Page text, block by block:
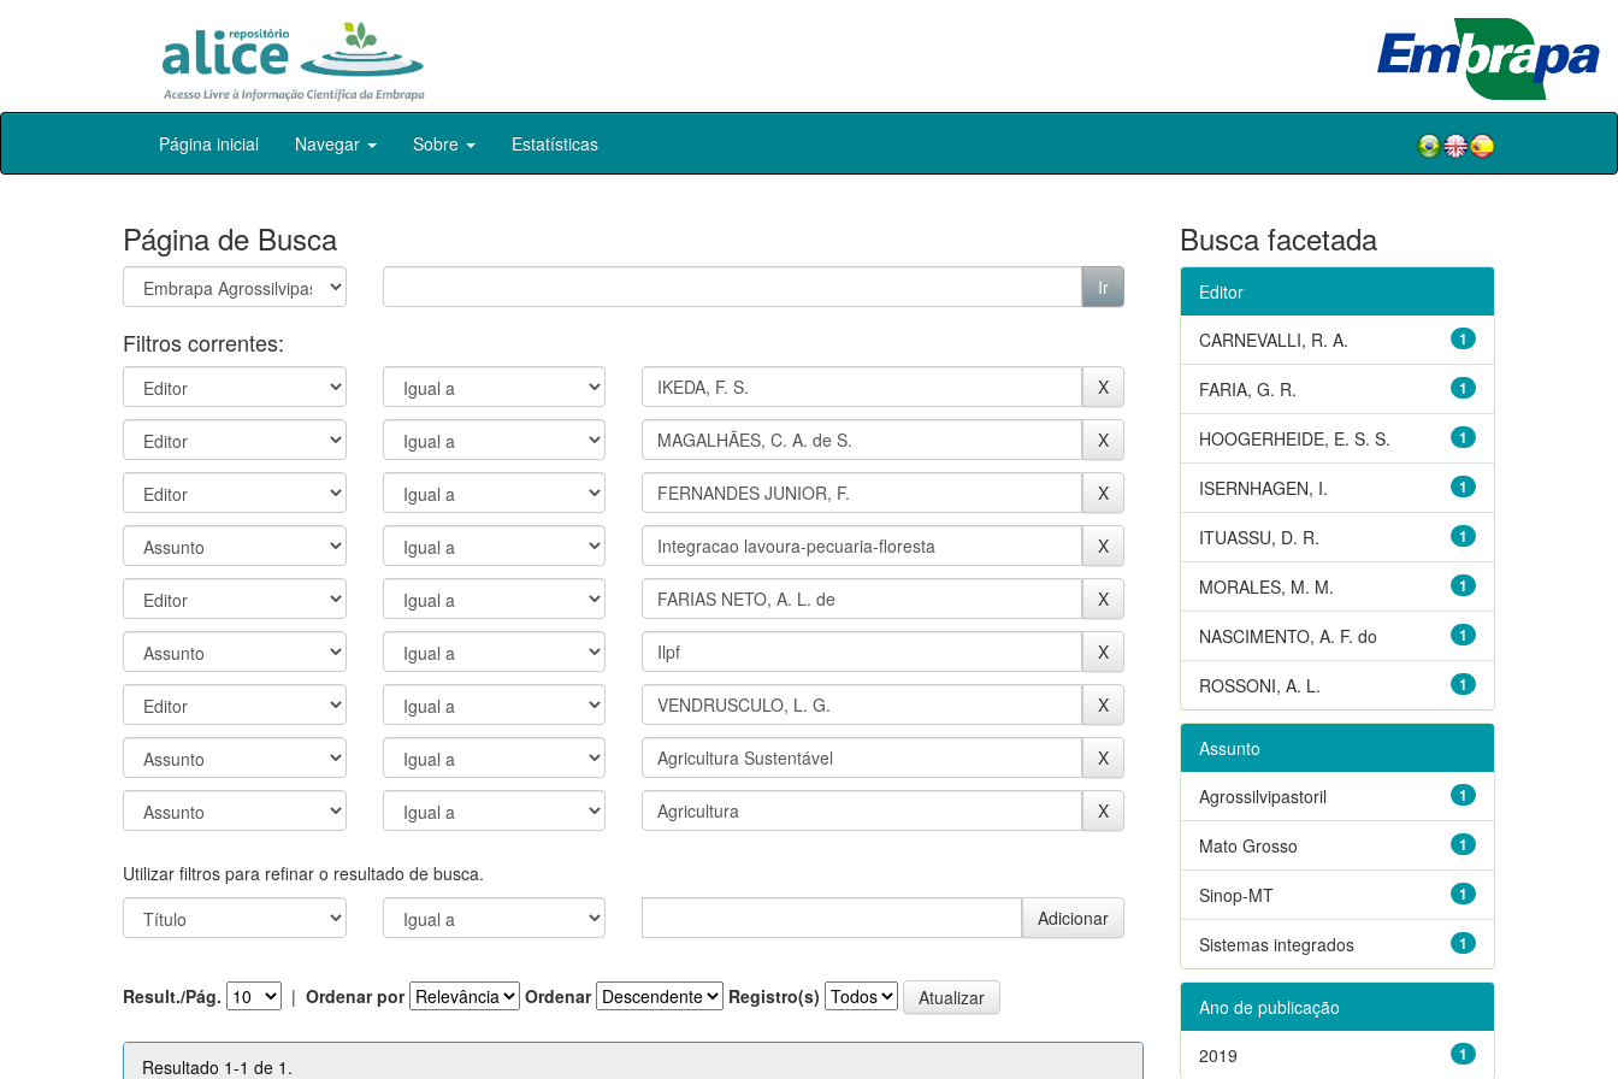
Skip
Página inicial Navegar Sobre Estatísticas
Página de Busca
Filtros correntes:
Utilizar filtros para refinar o resultado de busca.
Result./Pág. | Ordenar por Ordenar Registro(s)
Resultado 1-1 de 1.
Busca facetada
Editor
1
CARNEVALLI, R. A.
1
FARIA, G. R.
1
HOOGERHEIDE, E. S. S.
1
ISERNHAGEN, I.
1
ITUASSU, D. R.
1
MORALES, M. M.
1
NASCIMENTO, A. F. do
1
ROSSONI, A. L.
Assunto
1
Agrossilvipastoril
1
Mato Grosso
1
Sinop-MT
1
Sistemas integrados
Ano de publicação
1
2019